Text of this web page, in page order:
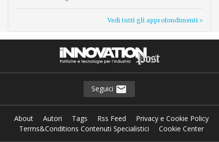
Vedi tutti gli approfondimenti >
Seguici
About Autori Tags Rss Feed
Privacy e Cookie Policy
Terms&Conditions Contenuti Specialistici
Cookie Center